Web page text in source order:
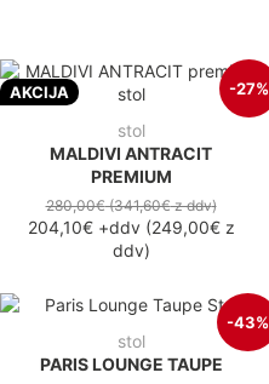
AKCIJA -27%
stol
MALDIVI ANTRACIT
PREMIUM
280,00€(341,60€z ddv)
204,10€+ddv(249,00€z
ddv)
-43%
stol
PARIS LOUNGE TAUPE